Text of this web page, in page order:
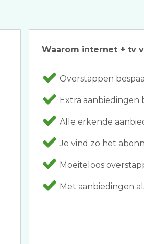
Waarom internet + tv
Overstappen
Extra
Alle erkende
Je vind zo het
Moeiteloos
Met aanbiedingen